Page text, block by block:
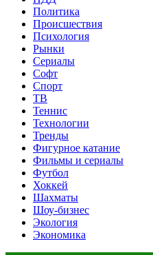
Политика
Происшествия
Психология
Рынки
Сериалы
Софт
Спорт
ТВ
Теннис
Технологии
Тренды
Фигурное катание
Фильмы и сериалы
Футбол
Хоккей
Шахматы
Шоу-бизнес
Экология
Экономика